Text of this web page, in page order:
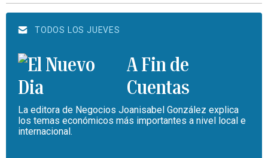
TODOS LOS JUEVES
A Fin de
Cuentas
La editora de Negocios Joanisabel González explica
los temas económicos más importantes a nivel local e
internacional.